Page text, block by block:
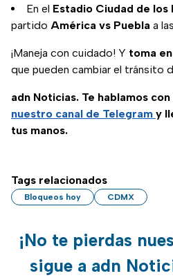
En el Estadio Ciudad de
partido América vs Puebla a
¡Maneja con cuidado! Y toma
que pueden cambiar el tránsito
adn Noticias. Te hablamos
nuestro canal de Telegram y
tus manos.
Tags relacionados
Bloqueos hoy CDMX
¡No te pierdas
sigue a adn